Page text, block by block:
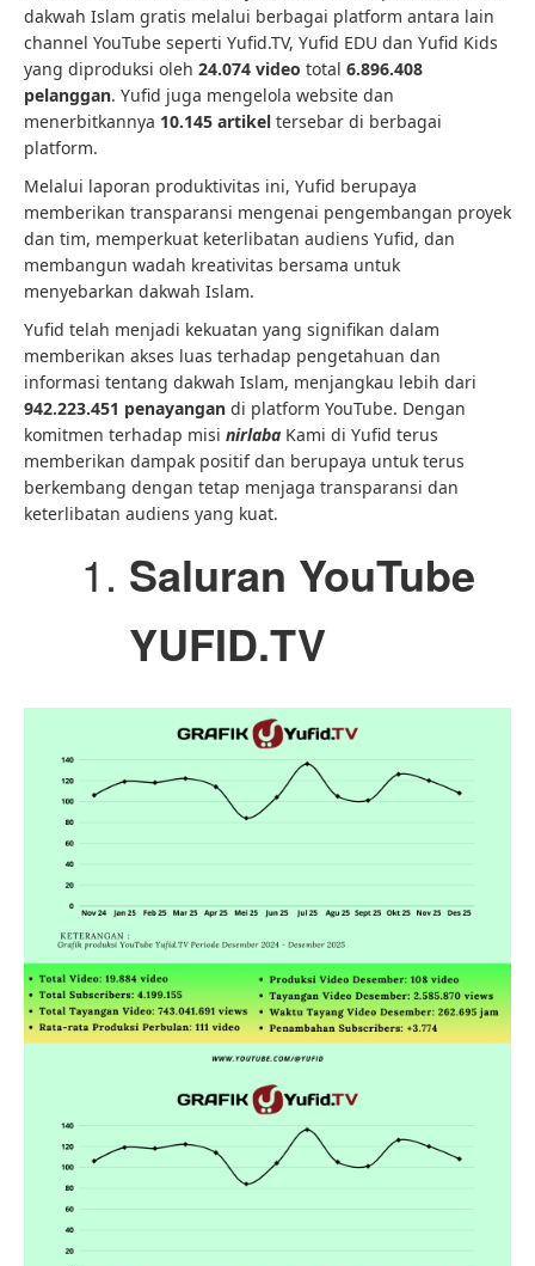
dakwah Islam gratis melalui berbagai platform antara lain
channel YouTube seperti Yufid.TV, Yufid EDU dan Yufid Kids
yang diproduksi oleh 24.074 video total 6.896.408
pelanggan. Yufid juga mengelola website dan
menerbitkannya 10.145 artikel tersebar di berbagai
platform.
Melalui laporan produktivitas ini, Yufid berupaya
memberikan transparansi mengenai pengembangan proyek
dan tim, memperkuat keterlibatan audiens Yufid, dan
membangun wadah kreativitas bersama untuk
menyebarkan dakwah Islam.
Yufid telah menjadi kekuatan yang signifikan dalam
memberikan akses luas terhadap pengetahuan dan
informasi tentang dakwah Islam, menjangkau lebih dari
942.223.451 penayangan di platform YouTube. Dengan
komitmen terhadap misi nirlaba Kami di Yufid terus
memberikan dampak positif dan berupaya untuk terus
berkembang dengan tetap menjaga transparansi dan
keterlibatan audiens yang kuat.
Saluran YouTube
YUFID.TV